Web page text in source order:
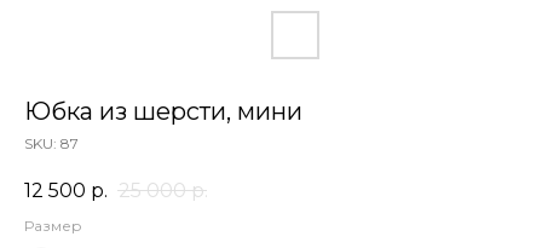
Юбка из шерсти, мини
SKU: 87
12 500 р. 25 000 р.
Размер